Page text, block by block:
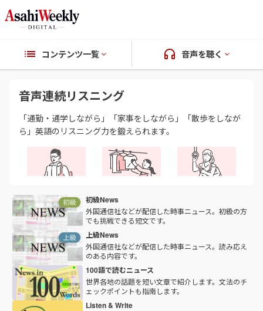
コンテンツ一覧 音声を聴く
音声連続リスニング
「通勤・通学しながら」「家事をしながら」「散歩をしなが
ら」英語のリスニング力を鍛えられます。
初級News
外国通信社などが配信した時事ニュース。初級の方
でも挑戦できる短文です。
上級News
外国通信社などが配信した時事ニュース。読み応え
のある内容です。
100語で読むニュース
世界各地の話題を短い文章で紹介します。文法のチ
ェックポイントも指南します。
Listen & Write